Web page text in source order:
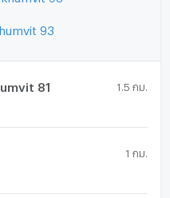
93
81 1.5 กม.
1 กม.